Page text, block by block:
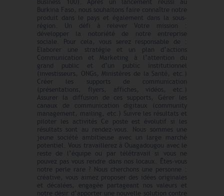
Business 100). Après un lancement réussi au
Burkina Faso, nous souhaitons faire connaître notre
produit dans le pays et également dans la sous-
région. Un défi à relever Votre mission :
développer la notoriété de notre entreprise
sociale. Pour cela, vous serez responsable de :
Elaborer une stratégie et un plan d’actions
Communication et Marketing à l’attention du
grand public et d’un public institutionnel
(investisseurs, ONGs, Ministères de la Santé, etc.)
Créer les supports de communication
(présentations, flyers, affiches, vidéos, etc.)
Assurer la diffusion de ces supports, Gérer les
canaux de communication digitaux (community
management, mailing, etc.) Suivre les résultats et
piloter les activités Ce poste est évolutif si les
résultats sont au rendez-vous. Nous sommes une
jeune société ambitieuse avec un large marché
potentiel. Vous travaillerez à Ouagadougou avec le
reste de l’équipe ou par télétravail si vous ne
pouvez pas vous rendre dans nos locaux. Êtes-vous
notre perle rare ? Nous cherchons une personne :
créative, vous aimez proposer des idées originales
et décalées, engagée partageant nos valeurs et
notre désir d’apporter une nouvelle solution contre